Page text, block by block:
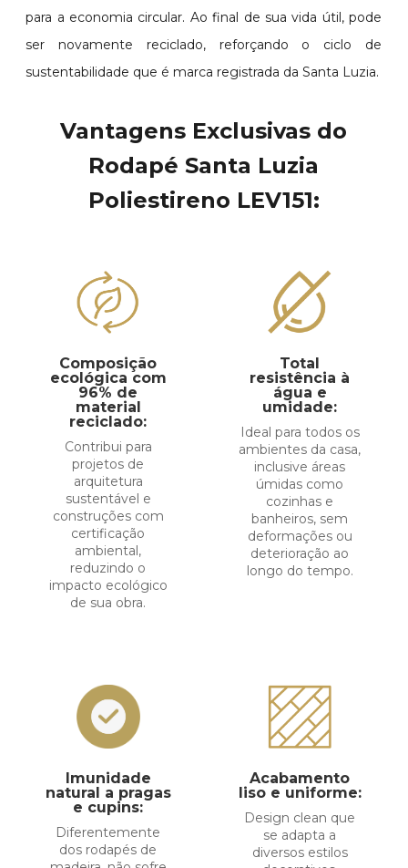
para a economia circular. Ao final de sua vida útil, pode
ser novamente reciclado, reforçando o ciclo de
sustentabilidade que é marca registrada da Santa Luzia.
Vantagens Exclusivas do
Rodapé Santa Luzia
Poliestireno LEV151:
Composição
ecológica com
96% de
material
reciclado:
Contribui para
projetos de
arquitetura
sustentável e
construções com
certificação
ambiental,
reduzindo o
impacto ecológico
de sua obra.
Total
resistência à
gua e
umidade:
Ideal para todos os
ambientes da casa,
inclusive áreas
úmidas como
cozinhas e
banheiros, sem
deformações ou
deterioração ao
longo do tempo.
Imunidade
natural a pragas
e cupins:
Diferentemente
dos rodapés de
Acabamento
liso e uniforme:
Design clean que
se adapta a
diversos estilos